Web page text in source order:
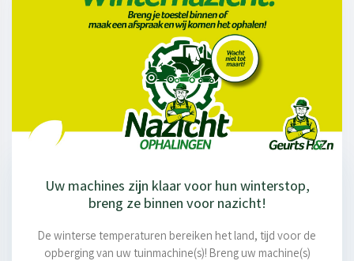
Uw machines zijn klaar voor hun winterstop,
breng ze binnen voor nazicht!
De winterse temperaturen bereiken het land, tijd voor de
opberging van uw tuinmachine(s)! Breng uw machine(s)